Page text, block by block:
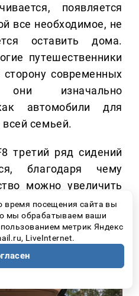
появляется
все необходимое, не
оставить дома.
путешественники
современных
изначально
автомобили для
семьей.
третий ряд сидений
благодаря чему
можно увеличить
Это позволяет
чемоданы,
или туристическое
время посещения сайта вы
мы обрабатываем ваши
метрик Яндекс
LiveInternet.